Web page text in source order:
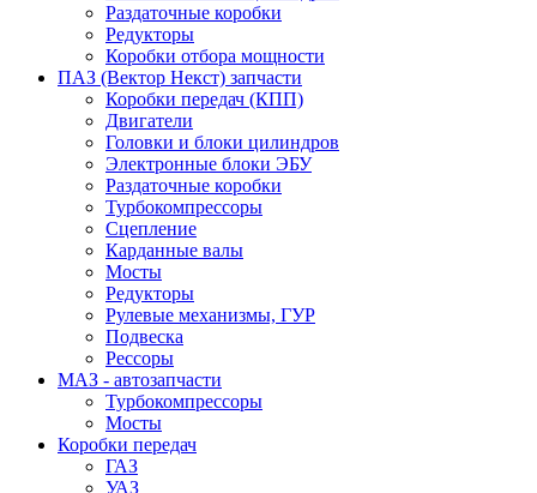
Раздаточные коробки
Редукторы
Коробки отбора мощности
ПАЗ (Вектор Некст) запчасти
Коробки передач (КПП)
Двигатели
Головки и блоки цилиндров
Электронные блоки ЭБУ
Раздаточные коробки
Турбокомпрессоры
Сцепление
Карданные валы
Мосты
Редукторы
Рулевые механизмы, ГУР
Подвеска
Рессоры
МАЗ - автозапчасти
Турбокомпрессоры
Мосты
Коробки передач
ГАЗ
УАЗ